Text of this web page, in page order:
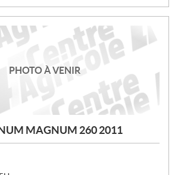
PHOTO À VENIR
MAGNUM 260 2011